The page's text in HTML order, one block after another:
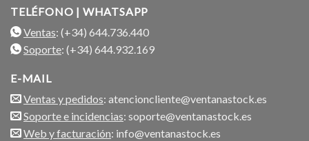
TELÉFONO | WHATSAPP
Ventas: (+34) 644.736.440
Soporte: (+34) 644.932.169
E-MAIL
Ventas y pedidos: atencioncliente@ventanastock.es
Soporte e incidencias: soporte@ventanastock.es
Web y facturación: info@ventanastock.es